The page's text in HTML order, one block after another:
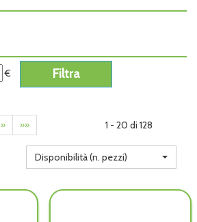
€
» »» 1 - 20 di 128
Disponibilità (n. pezzi)